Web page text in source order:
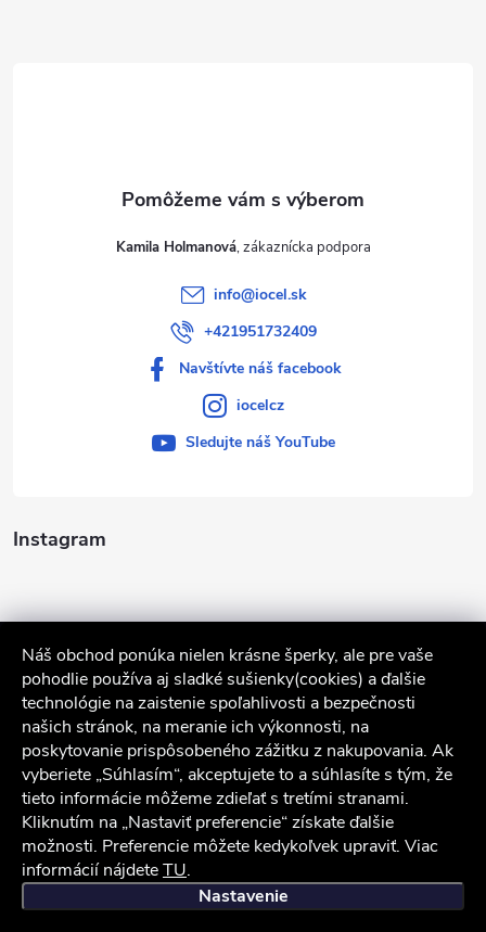
Náš obchod ponúka nielen krásne šperky, ale pre vaše
pohodlie používa aj sladké sušienky(cookies) a ďalšie
technológie na zaistenie spoľahlivosti a bezpečnosti
našich stránok, na meranie ich výkonnosti, na
poskytovanie prispôsobeného zážitku z nakupovania. Ak
vyberiete „Súhlasím“, akceptujete to a súhlasíte s tým, že
tieto informácie môžeme zdieľať s tretími stranami.
Kliknutím na „Nastaviť preferencie“ získate ďalšie
možnosti. Preferencie môžete kedykoľvek upraviť. Viac
informácií nájdeteTU.
Nastavenie
Instagram
Sledovať na Instagrame
Služby zákazníkom
Kamila Holmanová
info@iocel.sk
+421951732409
Navštívte náš facebook
iocelcz
Sledujte náš YouTube
iocel.sk Obchodné podmienky Ochrana osobných údajov